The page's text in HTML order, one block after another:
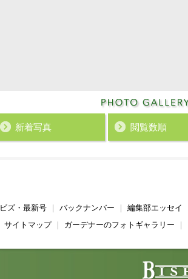
新着写真 閲覧数順
ビズ・最新号｜ バックナンバー 編集部エッセイ
サイトマップ｜ ガーデナーのフォトギャラリー